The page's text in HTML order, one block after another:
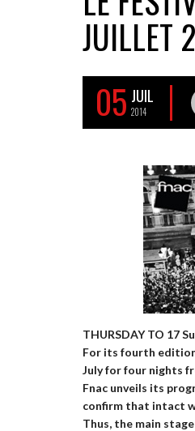
JUILLET
05 JUIL
2014
THURSDAY TO 17
For its fourth
July for four nights
Fnac unveils its
confirm that intact
Thus, the main